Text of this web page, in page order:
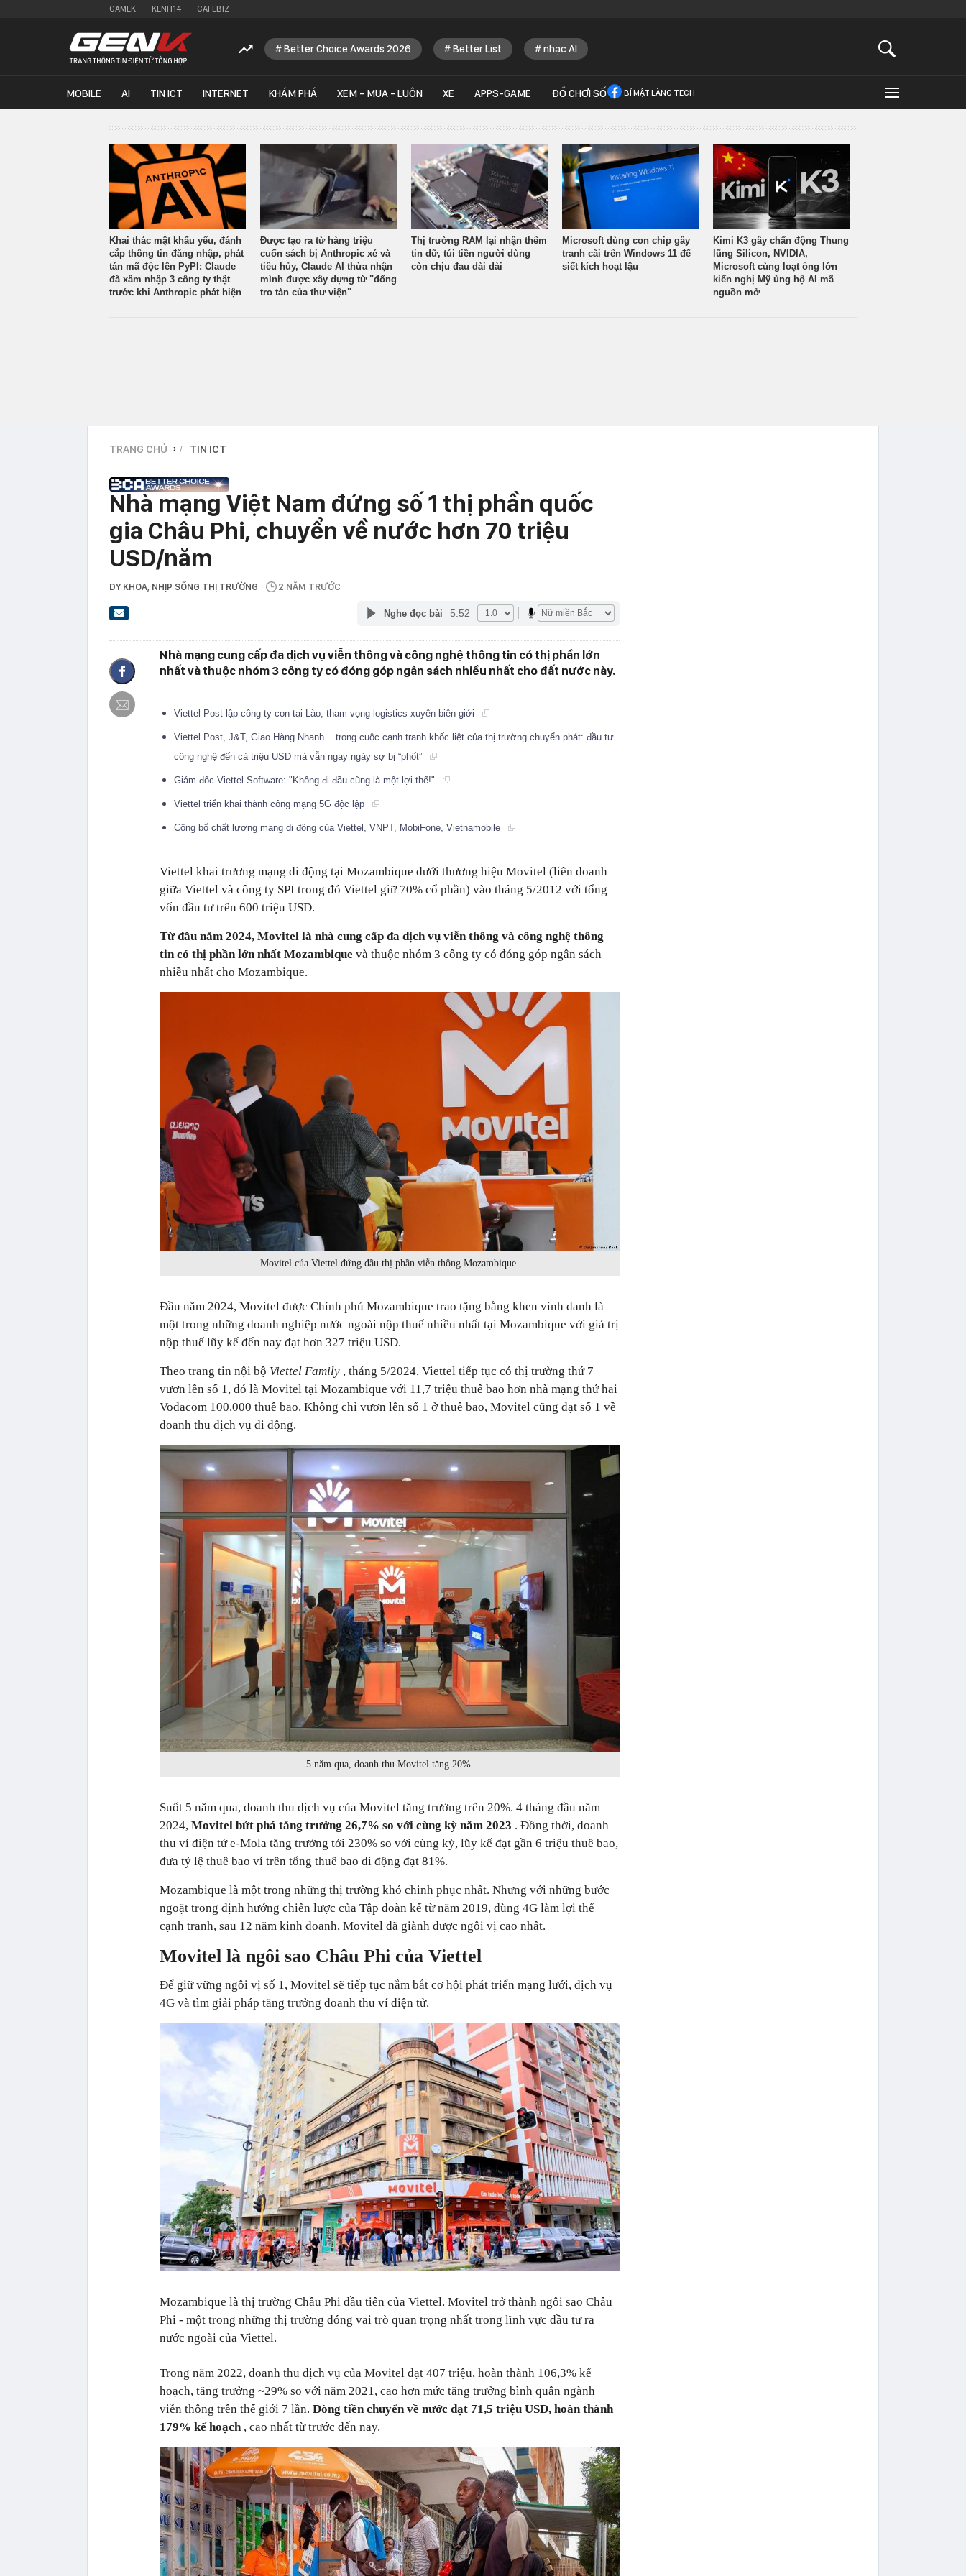
GAMEK KENH14 CAFEBIZ
Better Choice Awards 2026 Better List nhạc AI
MOBILE AI TIN ICT INTERNET KHÁM PHÁ XEM - MUA - LUÔN XE APPS-GAME ĐỒ CHƠI SỐ BÍ MẬT LÀNG TECH
Khai thác mật khẩu yếu, đánh
cắp thông tin đăng nhập, phát
tán mã độc lên PyPI: Claude
đã xâm nhập 3 công ty thật
trước khi Anthropic phát hiện
Được tạo ra từ hàng triệu
cuốn sách bị Anthropic xé và
tiêu hủy, Claude AI thừa nhận
mình được xây dựng từ "đống
tro tàn của thư viện"
Thị trường RAM lại nhận thêm
tin dữ, túi tiền người dùng
còn chịu đau dài dài
Microsoft dùng con chip gây
tranh cãi trên Windows 11 để
siết kích hoạt lậu
Kimi K3 gây chấn động Thung
lũng Silicon, NVIDIA,
Microsoft cùng loạt ông lớn
kiến nghị Mỹ ủng hộ AI mã
nguồn mở
TRANG CHỦ › TIN ICT
Nhà mạng Việt Nam đứng số 1 thị phần quốc
gia Châu Phi, chuyển về nước hơn 70 triệu
USD/năm
DY KHOA , NHỊP SỐNG THỊ TRƯỜNG 2 NĂM TRƯỚC
Nghe đọc bài 5:52
Nhà mạng cung cấp đa dịch vụ viễn thông và công nghệ thông tin có thị phần lớn
nhất và thuộc nhóm 3 công ty có đóng góp ngân sách nhiều nhất cho đất nước này.
Viettel Post lập công ty con tại Lào, tham vọng logistics xuyên biên giới
Viettel Post, J&T, Giao Hàng Nhanh... trong cuộc cạnh tranh khốc liệt của thị trường chuyển phát: đầu tư
công nghệ đến cả triệu USD mà vẫn ngay ngáy sợ bị “phốt”
Giám đốc Viettel Software: "Không đi đầu cũng là một lợi thế!"
Viettel triển khai thành công mạng 5G độc lập
Công bố chất lượng mạng di động của Viettel, VNPT, MobiFone, Vietnamobile
Viettel khai trương mạng di động tại Mozambique dưới thương hiệu Movitel (liên doanh
giữa Viettel và công ty SPI trong đó Viettel giữ 70% cổ phần) vào tháng 5/2012 với tổng
vốn đầu tư trên 600 triệu USD.
Từ đầu năm 2024, Movitel là nhà cung cấp đa dịch vụ viễn thông và công nghệ thông
tin có thị phần lớn nhất Mozambique và thuộc nhóm 3 công ty có đóng góp ngân sách
nhiều nhất cho Mozambique.
Movitel của Viettel đứng đầu thị phần viễn thông Mozambique.
Đầu năm 2024, Movitel được Chính phủ Mozambique trao tặng bằng khen vinh danh là
một trong những doanh nghiệp nước ngoài nộp thuế nhiều nhất tại Mozambique với giá trị
nộp thuế lũy kế đến nay đạt hơn 327 triệu USD.
Theo trang tin nội bộ Viettel Family , tháng 5/2024, Viettel tiếp tục có thị trường thứ 7
vươn lên số 1, đó là Movitel tại Mozambique với 11,7 triệu thuê bao hơn nhà mạng thứ hai
Vodacom 100.000 thuê bao. Không chỉ vươn lên số 1 ở thuê bao, Movitel cũng đạt số 1 về
doanh thu dịch vụ di động.
5 năm qua, doanh thu Movitel tăng 20%.
Suốt 5 năm qua, doanh thu dịch vụ của Movitel tăng trưởng trên 20%. 4 tháng đầu năm
2024, Movitel bứt phá tăng trưởng 26,7% so với cùng kỳ năm 2023 . Đồng thời, doanh
thu ví điện tử e-Mola tăng trưởng tới 230% so với cùng kỳ, lũy kế đạt gần 6 triệu thuê bao,
đưa tỷ lệ thuê bao ví trên tổng thuê bao di động đạt 81%.
Mozambique là một trong những thị trường khó chinh phục nhất. Nhưng với những bước
ngoặt trong định hướng chiến lược của Tập đoàn kể từ năm 2019, dùng 4G làm lợi thế
cạnh tranh, sau 12 năm kinh doanh, Movitel đã giành được ngôi vị cao nhất.
Movitel là ngôi sao Châu Phi của Viettel
Để giữ vững ngôi vị số 1, Movitel sẽ tiếp tục nắm bắt cơ hội phát triển mạng lưới, dịch vụ
4G và tìm giải pháp tăng trưởng doanh thu ví điện tử.
Mozambique là thị trường Châu Phi đầu tiên của Viettel. Movitel trở thành ngôi sao Châu
Phi - một trong những thị trường đóng vai trò quan trọng nhất trong lĩnh vực đầu tư ra
nước ngoài của Viettel.
Trong năm 2022, doanh thu dịch vụ của Movitel đạt 407 triệu, hoàn thành 106,3% kế
hoạch, tăng trưởng ~29% so với năm 2021, cao hơn mức tăng trưởng bình quân ngành
viễn thông trên thế giới 7 lần. Dòng tiền chuyển về nước đạt 71,5 triệu USD, hoàn thành
179% kế hoạch , cao nhất từ trước đến nay.